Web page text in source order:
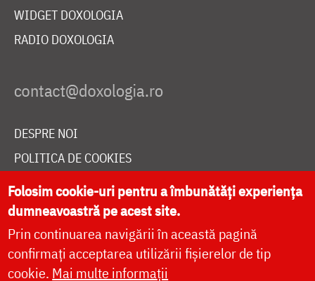
WIDGET DOXOLOGIA
RADIO DOXOLOGIA
DESPRE NOI
POLITICA DE COOKIES
DONEAZĂ ONLINE PENTRU CATEDRALA NAȚIONALĂ
LIVE
Folosim cookie-uri pentru a îmbunătăți experiența
dumneavoastră pe acest site.
Prin continuarea navigării în această pagină
confirmați acceptarea utilizării fișierelor de tip
cookie. Mai multe informații